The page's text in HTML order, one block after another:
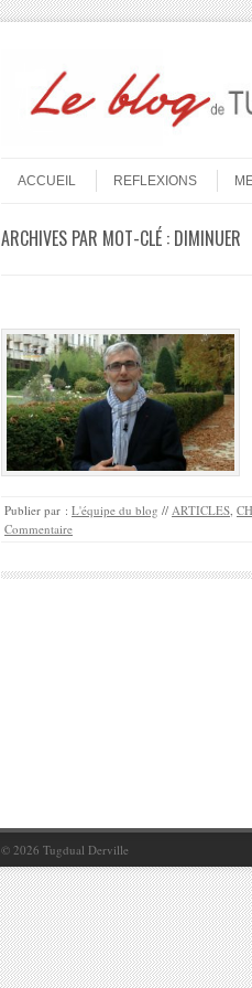
Menu
ACCUEIL
REFLEXIONS
ARCHIVES PAR MOT-CLÉ : DIMINUER
Publier par : L'équipe du blog // ARTICLES
Commentaire
© 2026 Tugdual Derville